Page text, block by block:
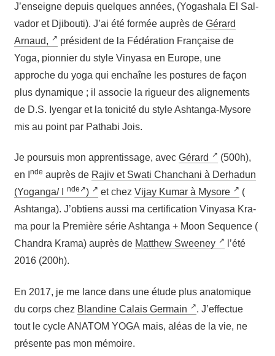
J’enseigne depuis quelques années, (Yoga­sha­la El Sal­
va­dor et Dji­bou­ti). J’ai été for­mée auprès de Gérard
Arnaud,
pré­sident de la Fédé­ra­tion Fran­çaise de
Yoga, pion­nier du style Vinya­sa en Europe, une
approche du yoga qui enchaîne les pos­tures de façon
plus dyna­mique ; il asso­cie la rigueur des ali­gne­ments
de D.S. Iyen­gar et la toni­ci­té du style Ash­tan­ga-Mysore
mis au point par Patha­bi Jois.
Je pour­suis mon appren­tis­sage, avec Gérard
(500h),
en I
nde auprès de Rajiv et Swa­ti Chan­cha­ni à Derha­dun
(Yoganga/ I
nde ) et chez Vijay Kumar à Mysore
(
Ash­tan­ga). J’ob­tiens aus­si ma cer­ti­fi­ca­tion Vinya­sa Kra­
ma pour la Pre­mière série Ash­tan­ga + Moon Sequence (
Chan­dra Kra­ma) auprès de Mat­thew Swee­ney
l’é­té
2016 (200h).
En 2017, je me lance dans une étude plus ana­to­mique
du corps chez Blan­dine Calais Ger­main
. J’ef­fec­tue
tout le cycle ANATOM YOGA mais, aléas de la vie, ne
pré­sente pas mon mémoire.